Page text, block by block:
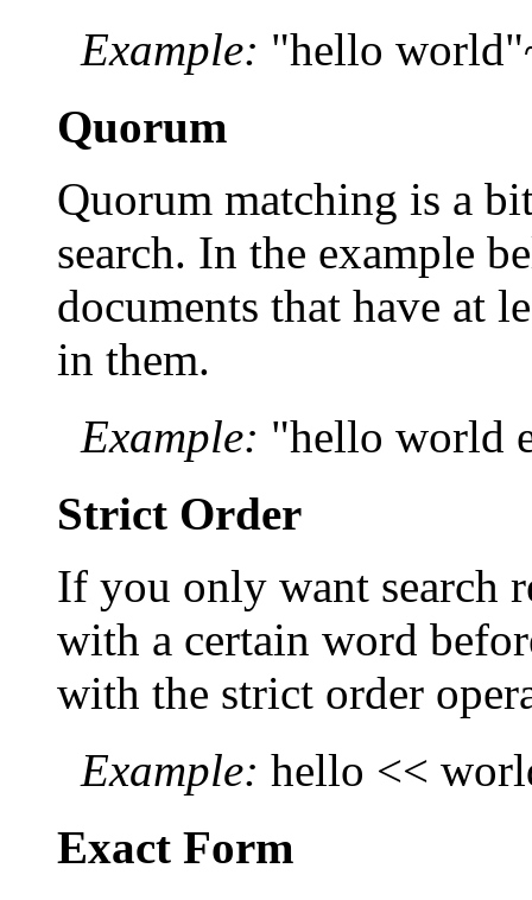
Example: "hello
Quorum
Quorum matching is a
search. In the example
documents that have at
in them.
Example: "hello world
Strict Order
If you only want search
with a certain word
with the strict order
Example: hello <<
Exact Form